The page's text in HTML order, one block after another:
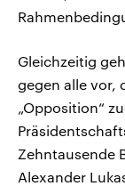
Gleichzeitig
gegen alle vor,
„Opposition“
Zehntausende
Alexander